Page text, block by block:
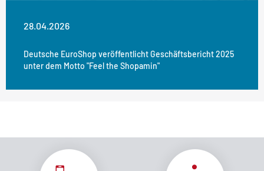
28.04.2026
Deutsche EuroShop veröffentlicht Geschäftsbericht 2025
unter dem Motto "Feel the Shopamin"